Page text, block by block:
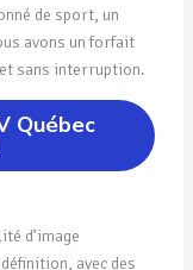
de sport, un
avons un forfait
sans interruption.
Québec
d’image
avec des